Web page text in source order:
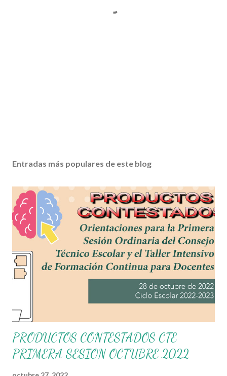
Entradas más populares de este blog
PRODUCTOS CONTESTADOS CTE
PRIMERA SESION OCTUBRE 2022